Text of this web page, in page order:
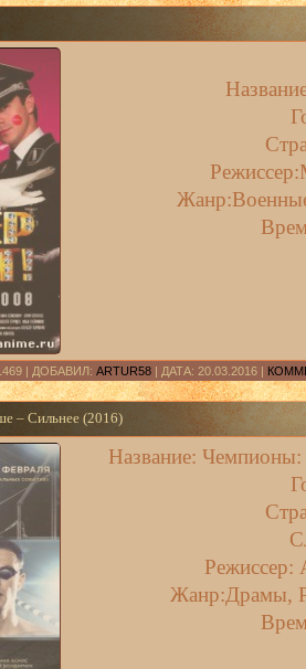
| ДОБАВИЛ: ARTUR58 | ДАТА: 20.03.2016 |
– Сильнее (2016)
Название: Чемпионы:
Режиссер:
Жанр:Драмы,